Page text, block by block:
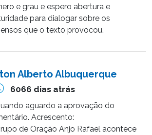
e grau e espero abertura e
para dialogar sobre os
que o texto provocou.
Alberto Albuquerque
6066 dias atrás
aguardo a aprovação do
Acrescento:
de Oração Anjo Rafael acontece